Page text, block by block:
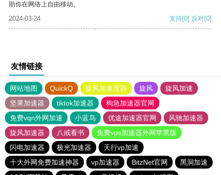
助你在网络上自由移动。
2024-03-24
支持[0] 反对[0]
友情链接
网站地图 QuickQ 旋风加速度器 旋风
旋风加速
坚果加速器
tiktok加速器
狗急加速器官网
免费vqn外网加速
小蓝鸟 优途加速器官网
风驰加速器
旋风加速器
八戒看书
免费vps加速器外网苹果版
闪电加速器
极光加速器
天行vp加速
十大外网免费加速神器
vp加速器 BitzNet官网
黑洞加速